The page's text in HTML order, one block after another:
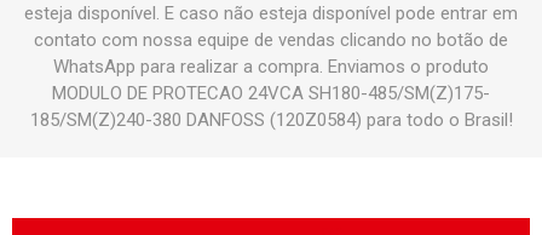
esteja disponível. E caso não esteja disponível pode entrar em
contato com nossa equipe de vendas clicando no botão de
WhatsApp para realizar a compra. Enviamos o produto
MODULO DE PROTECAO 24VCA SH180-485/SM(Z)175-
185/SM(Z)240-380 DANFOSS (120Z0584) para todo o Brasil!